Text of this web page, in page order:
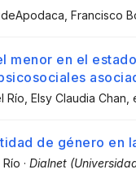
, Francisco
menor en el
Río , Elsy Claudia Chan
de género en
· Dialnet